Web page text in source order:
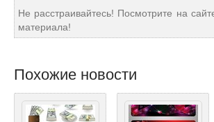
Не расстраивайтесь! Посмотрите на
материала!
Похожие новости